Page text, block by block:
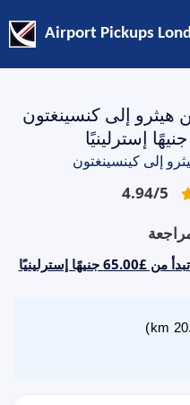
Airport Pickups
إلى كنسينغتون
إلى كينسينغتون
4.94/5
إسترلينيًا